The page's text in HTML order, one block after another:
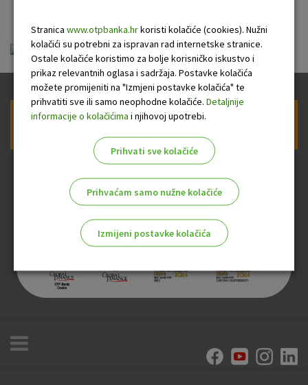
O nama OTP Dnevno financijsko izvješće.pdf
Prijava na newsletter OTP banke
Stranica www.otpbanka.hrkoristi kolačiće (cookies). Nužni
kolačići su potrebni za ispravan rad internetske stranice.
Ostale kolačiće koristimo za bolje korisničko iskustvo i
prikaz relevantnih oglasa i sadržaja. Postavke kolačića
možete promijeniti na "Izmjeni postavke kolačića" te
prihvatiti sve ili samo neophodne kolačiće. Detaljnije
informacije o kolačićima i njihovoj upotrebi.
Prihvati sve kolačiće
Prihvaćam samo nužne kolačiće
Izmijeni postavke kolačića